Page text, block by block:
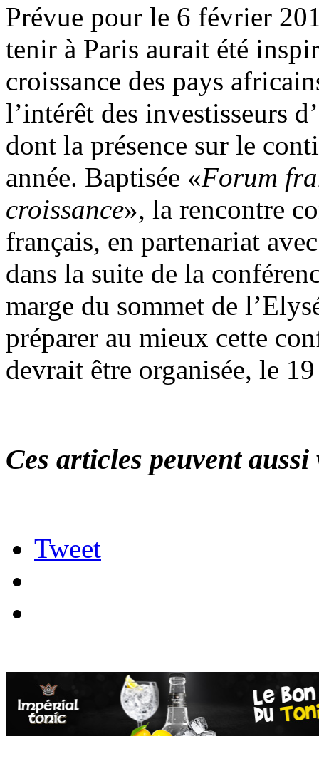
Prévue pour le 6 février
tenir à Paris aurait été
croissance des pays
l’intérêt des investisseurs
dont la présence sur le
année. Baptisée «Forum
croissance», la rencontre
français, en partenariat
dans la suite de la
marge du sommet de
préparer au mieux cette
devrait être organisée, le
Ces articles peuvent
Tweet